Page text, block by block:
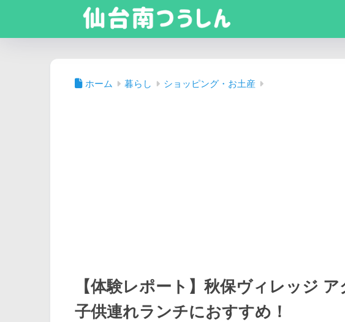
ホーム 暮らし ショッピング・お土産
【体験レポート】秋保ヴィレッジ
子供連れランチにおすすめ！